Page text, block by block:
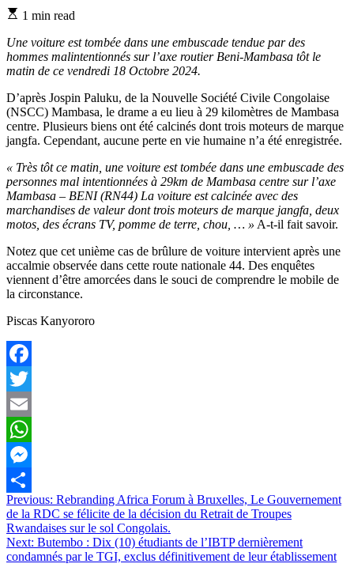
Estimated
time
1 min read
Une voiture est tombée dans une embuscade tendue par des
hommes malintentionnés sur l’axe routier Beni-Mambasa tôt le
matin de ce vendredi 18 Octobre 2024.
D’après Jospin Paluku, de la Nouvelle Société Civile Congolaise
(NSCC) Mambasa, le drame a eu lieu à 29 kilomètres de Mambasa
centre. Plusieurs biens ont été calcinés dont trois moteurs de marque
jangfa. Cependant, aucune perte en vie humaine n’a été enregistrée.
« Très tôt ce matin, une voiture est tombée dans une embuscade des
personnes mal intentionnées à 29km de Mambasa centre sur l’axe
Mambasa – BENI (RN44) La voiture est calcinée avec des
marchandises de valeur dont trois moteurs de marque jangfa, deux
motos, des écrans TV, pomme de terre, chou, … » A-t-il fait savoir.
Notez que cet unième cas de brûlure de voiture intervient après une
accalmie observée dans cette route nationale 44. Des enquêtes
viennent d’être amorcées dans le souci de comprendre le mobile de
la circonstance.
Piscas Kanyororo
Facebook
Twitter
Email
WhatsApp
Messenger
Partager
Navigation
de
l’article
Previous: Rebranding Africa Forum à Bruxelles, Le Gouvernement
de la RDC se félicite de la décision du Retrait de Troupes
Rwandaises sur le sol Congolais.
Next: Butembo : Dix (10) étudiants de l’IBTP dernièrement
condamnés par le TGI, exclus définitivement de leur établissement